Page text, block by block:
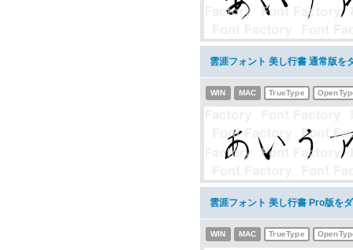
雲涯フォント 美し行書 通常版を
WIN MAC TrueType
雲涯フォント 美し行書 Pro版を
WIN MAC TrueType